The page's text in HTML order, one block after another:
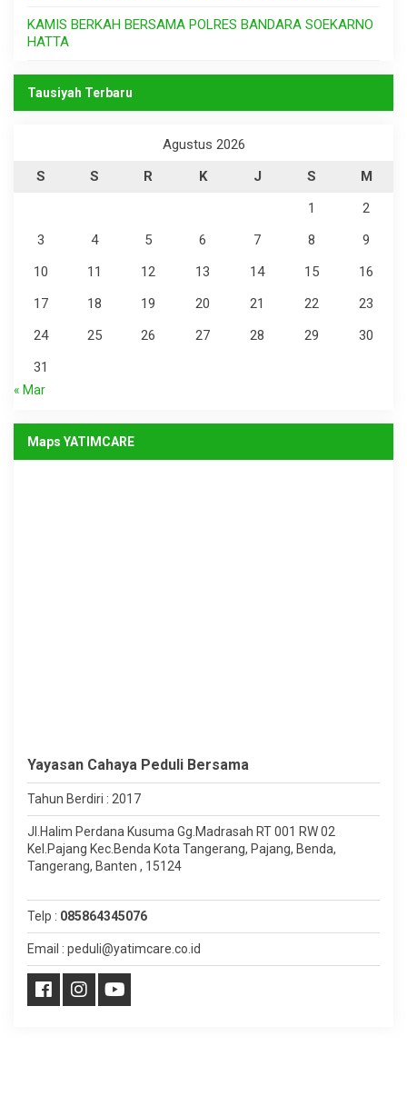
KAMIS BERKAH BERSAMA POLRES BANDARA SOEKARNO
HATTA
Tausiyah Terbaru
Agustus 2026
S
S R K J S
M
1
2
3
4 5 6 7 8
9
10
11 12 13 14 15
16
17
18 19 20 21 22
23
24
25 26 27 28 29
30
31
« Mar
Maps YATIMCARE
Yayasan Cahaya Peduli Bersama
Tahun Berdiri : 2017
Jl.Halim Perdana Kusuma Gg.Madrasah RT 001 RW 02
Kel.Pajang Kec.Benda Kota Tangerang, Pajang, Benda,
Tangerang, Banten , 15124
Telp : 085864345076
Email : peduli@yatimcare.co.id